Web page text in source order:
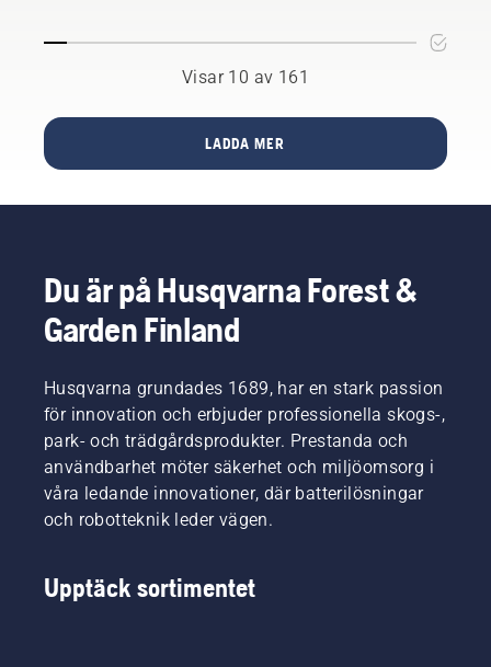
med
handen
en
åtgärd
som
mest tid
andra
att vinna
lära dig
teknik.
förbränning.
Visar 10 av 161
LADDA MER
Du är på Husqvarna Forest &
Garden Finland
Husqvarna grundades 1689, har en stark passion
för innovation och erbjuder professionella skogs-,
park- och trädgårdsprodukter. Prestanda och
användbarhet möter säkerhet och miljöomsorg i
våra ledande innovationer, där batterilösningar
och robotteknik leder vägen.
Upptäck sortimentet